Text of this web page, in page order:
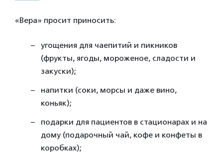
«Вера» просит приносить:
угощения для чаепитий и пикников
(фрукты, ягоды, мороженое, сладости и
закуски);
напитки (соки, морсы и даже вино,
коньяк);
подарки для пациентов в стационарах и на
дому (подарочный чай, кофе и конфеты в
коробках);